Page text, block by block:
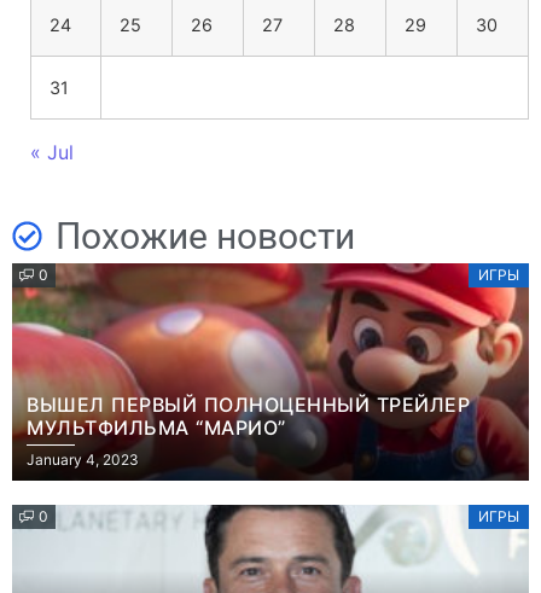
24 25 26 27 28 29 30
31
« Jul
Похожие новости
0 ИГРЫ
ВЫШЕЛ ПЕРВЫЙ ПОЛНОЦЕННЫЙ ТРЕЙЛЕР
МУЛЬТФИЛЬМА “МАРИО”
January 4, 2023
0 ИГРЫ